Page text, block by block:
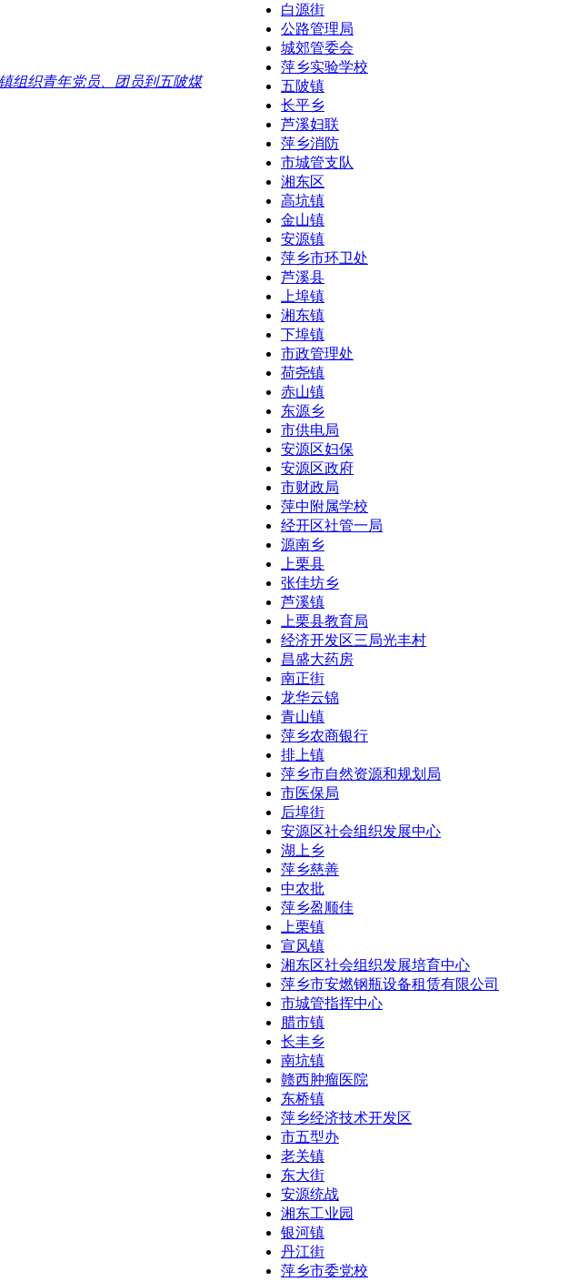
组织青年党员、团员到五陂煤
白源街
公路管理局
城郊管委会
萍乡实验学校
五陂镇
长平乡
芦溪妇联
萍乡消防
市城管支队
湘东区
高坑镇
金山镇
安源镇
萍乡市环卫处
芦溪县
上埠镇
湘东镇
下埠镇
市政管理处
荷尧镇
赤山镇
东源乡
市供电局
安源区妇保
安源区政府
市财政局
萍中附属学校
经开区社管一局
源南乡
上栗县
张佳坊乡
芦溪镇
上栗县教育局
经济开发区三局光丰村
昌盛大药房
南正街
龙华云锦
青山镇
萍乡农商银行
排上镇
萍乡市自然资源和规划局
市医保局
后埠街
安源区社会组织发展中心
湖上乡
萍乡慈善
中农批
萍乡盈顺佳
上栗镇
宣风镇
湘东区社会组织发展培育中心
萍乡市安燃钢瓶设备租赁有限公司
市城管指挥中心
腊市镇
长丰乡
南坑镇
赣西肿瘤医院
东桥镇
萍乡经济技术开发区
市五型办
老关镇
东大街
安源统战
湘东工业园
银河镇
丹江街
萍乡市委党校